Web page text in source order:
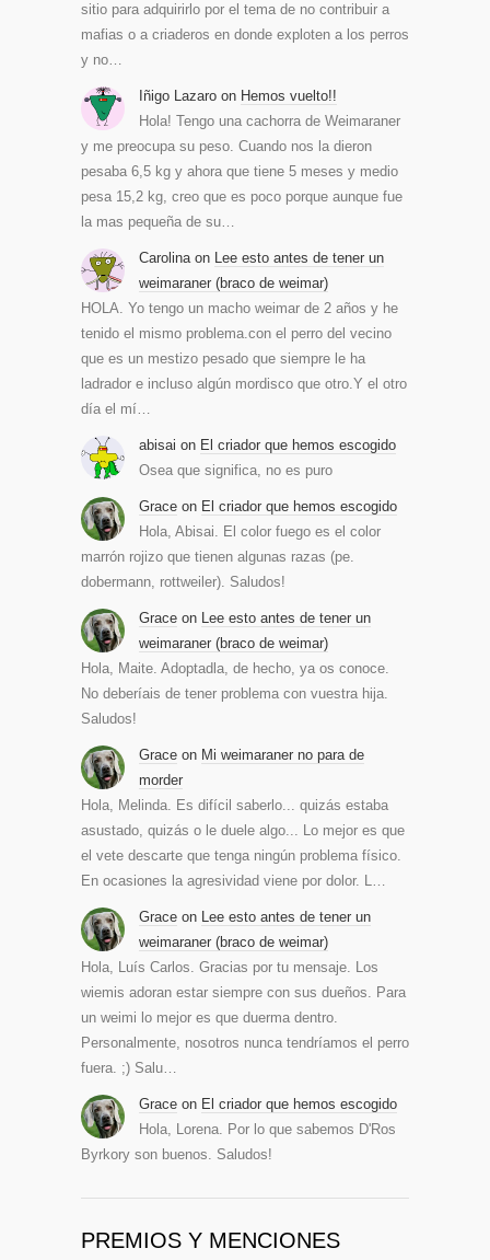
sitio para adquirirlo por el tema de no contribuir a
mafias o a criaderos en donde exploten a los perros
y no…
Iñigo Lazaro on Hemos vuelto!!
Hola! Tengo una cachorra de Weimaraner
y me preocupa su peso. Cuando nos la dieron
pesaba 6,5 kg y ahora que tiene 5 meses y medio
pesa 15,2 kg, creo que es poco porque aunque fue
la mas pequeña de su…
Carolina on Lee esto antes de tener un
weimaraner (braco de weimar)
HOLA. Yo tengo un macho weimar de 2 años y he
tenido el mismo problema.con el perro del vecino
que es un mestizo pesado que siempre le ha
ladrador e incluso algún mordisco que otro.Y el otro
día el mí…
abisai on El criador que hemos escogido
Osea que significa, no es puro
Grace on El criador que hemos escogido
Hola, Abisai. El color fuego es el color
marrón rojizo que tienen algunas razas (pe.
dobermann, rottweiler). Saludos!
Grace on Lee esto antes de tener un
weimaraner (braco de weimar)
Hola, Maite. Adoptadla, de hecho, ya os conoce.
No deberíais de tener problema con vuestra hija.
Saludos!
Grace on Mi weimaraner no para de
morder
Hola, Melinda. Es difícil saberlo... quizás estaba
asustado, quizás o le duele algo... Lo mejor es que
el vete descarte que tenga ningún problema físico.
En ocasiones la agresividad viene por dolor. L…
Grace on Lee esto antes de tener un
weimaraner (braco de weimar)
Hola, Luís Carlos. Gracias por tu mensaje. Los
wiemis adoran estar siempre con sus dueños. Para
un weimi lo mejor es que duerma dentro.
Personalmente, nosotros nunca tendríamos el perro
fuera. ;) Salu…
Grace on El criador que hemos escogido
Hola, Lorena. Por lo que sabemos D'Ros
Byrkory son buenos. Saludos!
PREMIOS Y MENCIONES